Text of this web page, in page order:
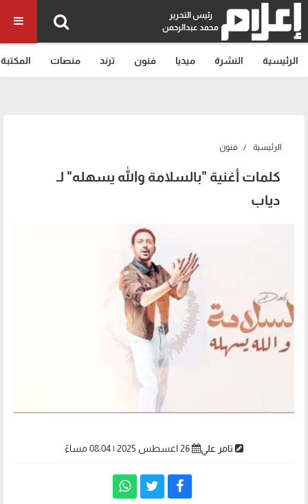
رئيس التحرير
محمد عبدالرحمن
الرئيسية النشرة ميديا فنون ترند منصات المكتبة
الرئيسية فنون
كلمات أغنية "بالسلامة والله يسهله" لـ
دياب
تامر علي